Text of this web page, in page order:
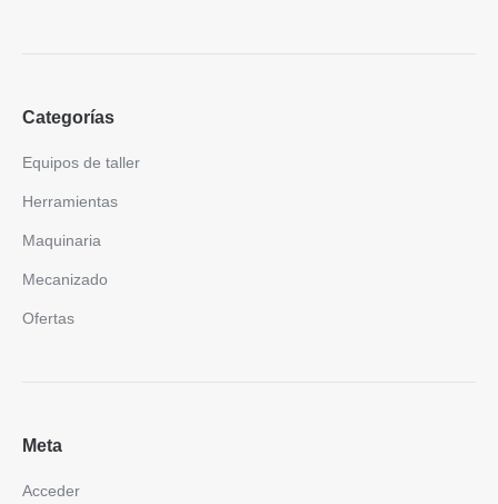
Categorías
Equipos de taller
Herramientas
Maquinaria
Mecanizado
Ofertas
Meta
Acceder